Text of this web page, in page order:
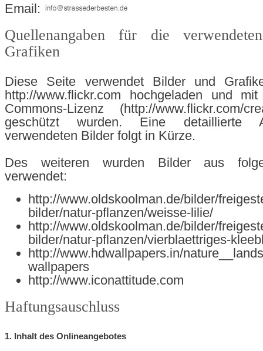
Email:
Quellenangaben für die
Grafiken
Diese Seite verwendet Bilder und
http://www.flickr.com hochgeladen und
Commons-Lizenz (http://www.flickr.com/
geschützt wurden. Eine detaillierte
verwendeten Bilder folgt in Kürze.
Des weiteren wurden Bilder aus
verwendet:
http://www.oldskoolman.de/bilder/
bilder/natur-pflanzen/weisse-lilie/
http://www.oldskoolman.de/bilder/
bilder/natur-pflanzen/vierblaettriges-
http://www.hdwallpapers.in/
wallpapers
http://www.iconattitude.com
Haftungsauschluss
1. Inhalt des Onlineangebotes